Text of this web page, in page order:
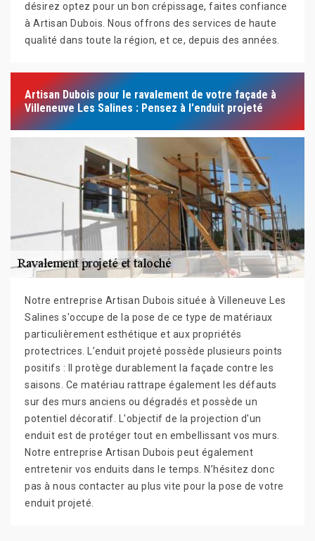
désirez optez pour un bon crépissage, faites confiance
à Artisan Dubois. Nous offrons des services de haute
qualité dans toute la région, et ce, depuis des années.
Artisan Dubois pour le ravalement de votre façade à
Villeneuve Les Salines : Pensez à l'enduit projeté
Notre entreprise Artisan Dubois située à Villeneuve Les
Salines s'occupe de la pose de ce type de matériaux
particulièrement esthétique et aux propriétés
protectrices. L’enduit projeté possède plusieurs points
positifs : Il protège durablement la façade contre les
saisons. Ce matériau rattrape également les défauts
sur des murs anciens ou dégradés et possède un
potentiel décoratif. L'objectif de la projection d'un
enduit est de protéger tout en embellissant vos murs.
Notre entreprise Artisan Dubois peut également
entretenir vos enduits dans le temps. N’hésitez donc
pas à nous contacter au plus vite pour la pose de votre
enduit projeté.